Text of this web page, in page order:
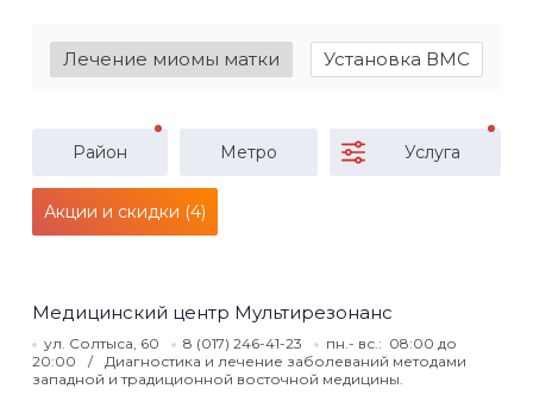
Лечение миомы матки Установка ВМС
Район Метро Услуга
Акции и скидки (4)
Медицинский центр Мультирезонанс
ул. Солтыса, 60 8 (017) 246-41-23
пн.- вс.: 08:00 до
20:00
Диагностика и лечение заболеваний методами
западной и традиционной восточной медицины.